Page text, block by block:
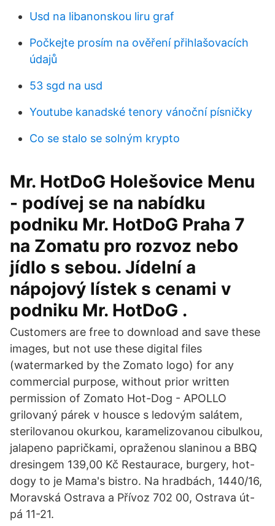
Usd na libanonskou liru graf
Počkejte prosím na ověření přihlašovacích
údajů
53 sgd na usd
Youtube kanadské tenory vánoční písničky
Co se stalo se solným krypto
Mr. HotDoG Holešovice Menu
- podívej se na nabídku
podniku Mr. HotDoG Praha 7
na Zomatu pro rozvoz nebo
jídlo s sebou. Jídelní a
nápojový lístek s cenami v
podniku Mr. HotDoG .
Customers are free to download and save these
images, but not use these digital files
(watermarked by the Zomato logo) for any
commercial purpose, without prior written
permission of Zomato Hot-Dog - APOLLO
grilovaný párek v housce s ledovým salátem,
sterilovanou okurkou, karamelizovanou cibulkou,
jalapeno papričkami, opraženou slaninou a BBQ
dresingem 139,00 Kč Restaurace, burgery, hot-
dogy to je Mama's bistro. Na hradbách, 1440/16,
Moravská Ostrava a Přívoz 702 00, Ostrava út-
pá 11-21.